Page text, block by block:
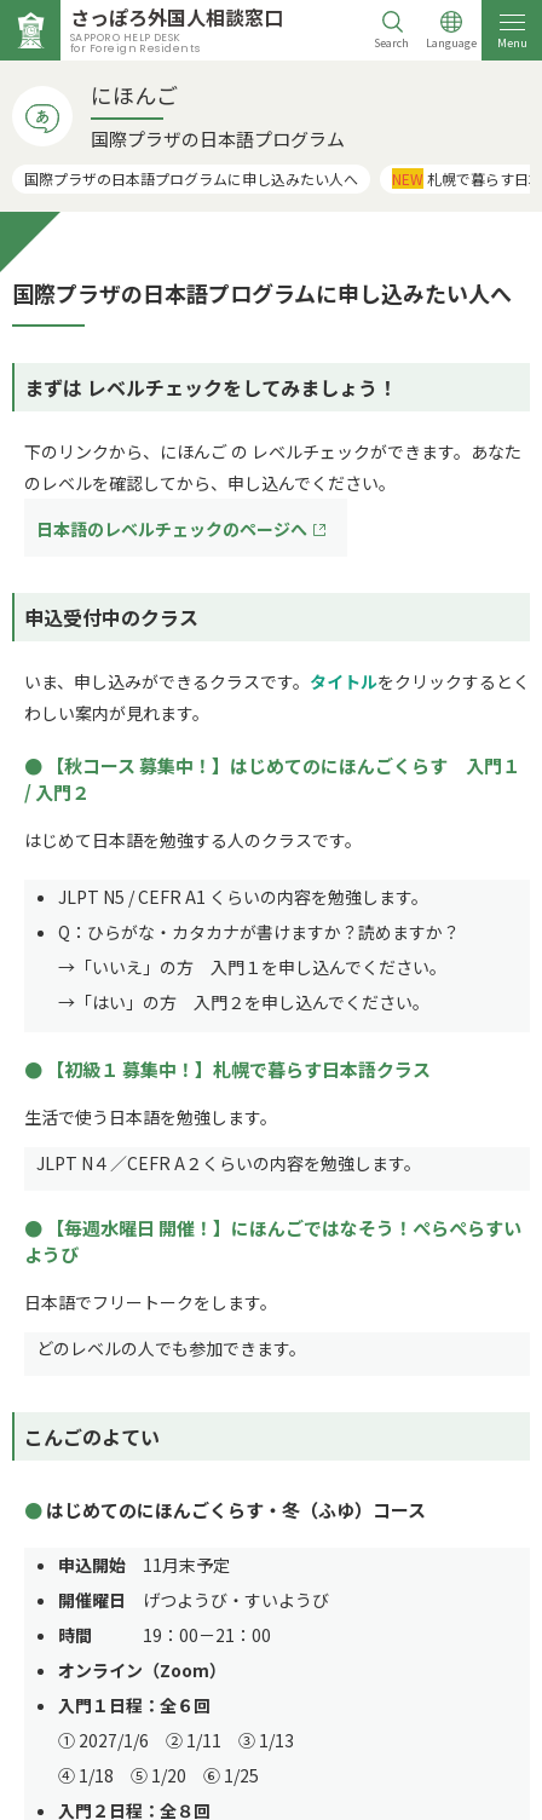
さっぽろ外国人相談窓口
SAPPORO HELP DESK
for Foreign Residents Search Language Menu
にほんご
国際プラザの日本語プログラム
国際プラザの日本語プログラムに申し込みたい人へ NEW 札幌で暮らす日
国際プラザの日本語プログラムに申し込みたい人へ
まずは レベルチェックをしてみましょう！
下のリンクから、にほんご の レベルチェックができます。あなた
のレベルを確認してから、申し込んでください。
日本語のレベルチェックのページへ
申込受付中のクラス
いま、申し込みができるクラスです。 タイトルをクリックするとく
わしい案内が見れます。
【秋コース 募集中！】はじめてのにほんごくらす 入門１
/ 入門２
はじめて日本語を勉強する人のクラスです。
JLPT N5 / CEFR A1 くらいの内容を勉強します。
Q：ひらがな・カタカナが書けますか？読めますか？
→「いいえ」の方 入門１を申し込んでください。
→「はい」の方 入門２を申し込んでください。
【初級１ 募集中！】札幌で暮らす日本語クラス
生活で使う日本語を勉強します。
JLPT N４／CEFR A２くらいの内容を勉強します。
【毎週水曜日 開催！】にほんごではなそう！ぺらぺらすい
ようび
日本語でフリートークをします。
どのレベルの人でも参加できます。
こんごのよてい
はじめてのにほんごくらす・冬（ふゆ）コース
申込開始 11月末予定
開催曜日 げつようび・すいようび
時間 19：00－21：00
オンライン（Zoom）
入門１日程：全６回
① 2027/1/6 ② 1/11 ③ 1/13
④ 1/18 ⑤ 1/20 ⑥ 1/25
入門２日程：全８回